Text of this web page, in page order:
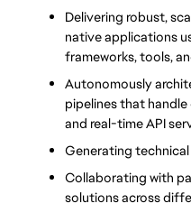
Delivering robust,
native applications
frameworks, tools,
Autonomously
pipelines that
and real-time API
Generating
Collaborating with
solutions across